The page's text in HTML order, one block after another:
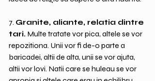
7. Granite, aliante, relatia dintre
tari. Multe tratate vor pica, altele se vor
repozitiona. Unii vor fi de-o parte a
baricadei, altii de alta, unii se vor ajuta,
altii vor lovi. Natii care se huleau se vor